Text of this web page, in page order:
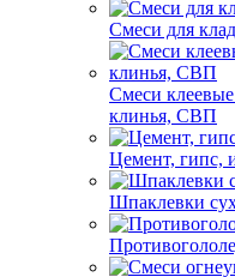
Смеси для
Смеси
клинья, СВП
Цемент, гипс,
Шпаклевки